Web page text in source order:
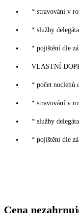
* stravování v
* služby
* pojištění dle
VLASTNÍ
* počet noclehů
* stravování v
* služby
* pojištění dle
Cena